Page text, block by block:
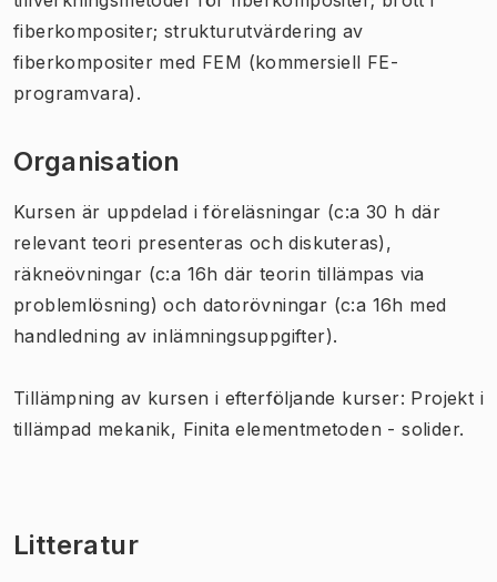
fiberkompositer; strukturutvärdering av
fiberkompositer med FEM (kommersiell FE-
programvara).
Organisation
Kursen är uppdelad i föreläsningar (c:a 30 h där
relevant teori presenteras och diskuteras),
räkneövningar (c:a 16h där teorin tillämpas via
problemlösning) och datorövningar (c:a 16h med
handledning av inlämningsuppgifter).
Tillämpning av kursen i efterföljande kurser: Projekt i
tillämpad mekanik, Finita elementmetoden - solider.
Litteratur